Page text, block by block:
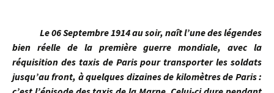
Le 06 Septembre 1914 au soir, naît l’une des légendes
bien réelle de la première guerre mondiale, avec la
réquisition des taxis de Paris pour transporter les soldats
jusqu’au front, à quelques dizaines de kilomètres de Paris :